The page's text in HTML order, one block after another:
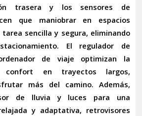
trasera y los sensores de
que maniobrar en espacios
tarea sencilla y segura, eliminando
El regulador de
de viaje optimizan la
en trayectos largos,
más del camino. Además,
de lluvia y luces para una
y adaptativa, retrovisores